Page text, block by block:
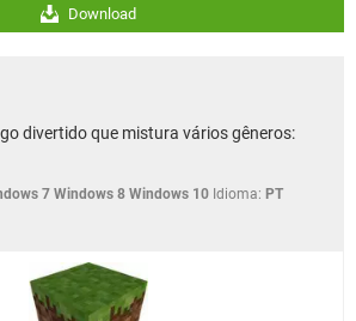
Download
divertido que mistura vários gêneros:
7 Windows 8 Windows 10 Idioma: PT